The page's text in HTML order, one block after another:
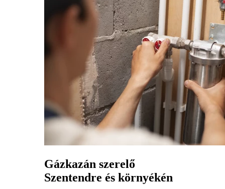
Gázkazán szerelő
Szentendre és környékén